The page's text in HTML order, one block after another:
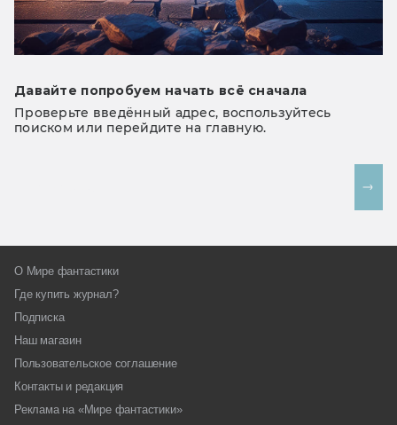
Давайте попробуем начать всё сначала
Проверьте введённый адрес, воспользуйтесь
поиском или перейдите на главную.
О Мире фантастики
Где купить журнал?
Подписка
Наш магазин
Пользовательское соглашение
Контакты и редакция
Реклама на «Мире фантастики»